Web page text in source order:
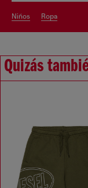
niños ropa
Quizás